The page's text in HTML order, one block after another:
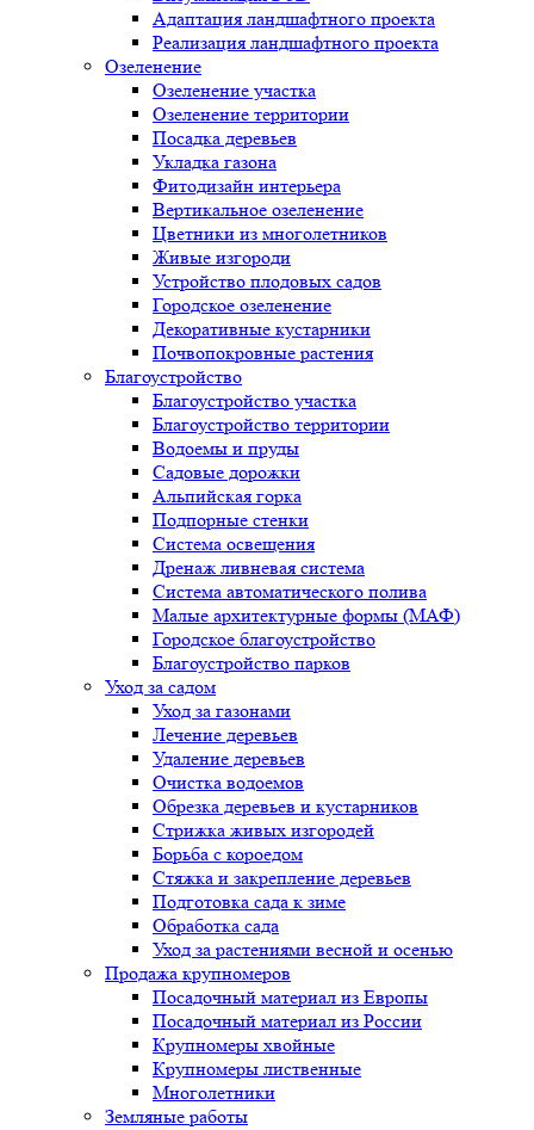
Адаптация ландшафтного проекта
Реализация ландшафтного проекта
Озеленение
Озеленение участка
Озеленение территории
Посадка деревьев
Укладка газона
Фитодизайн интерьера
Вертикальное озеленение
Цветники из многолетников
Живые изгороди
Устройство плодовых садов
Городское озеленение
Декоративные кустарники
Почвопокровные растения
Благоустройство
Благоустройство участка
Благоустройство территории
Водоемы и пруды
Садовые дорожки
Альпийская горка
Подпорные стенки
Система освещения
Дренаж ливневая система
Система автоматического полива
Малые архитектурные формы (МАФ)
Городское благоустройство
Благоустройство парков
Уход за садом
Уход за газонами
Лечение деревьев
Удаление деревьев
Очистка водоемов
Обрезка деревьев и кустарников
Стрижка живых изгородей
Борьба с короедом
Стяжка и закрепление деревьев
Подготовка сада к зиме
Обработка сада
Уход за растениями весной и осенью
Продажа крупномеров
Посадочный материал из Европы
Посадочный материал из России
Крупномеры хвойные
Крупномеры лиственные
Многолетники
Земляные работы